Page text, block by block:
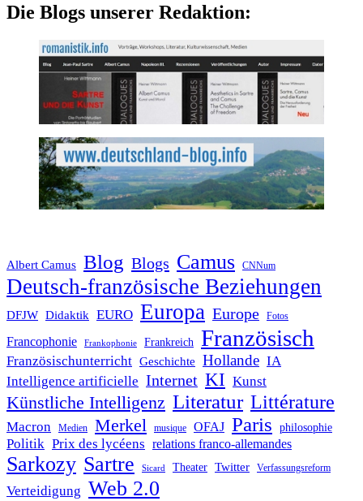
Die Blogs unserer Redaktion:
Albert Camus Blog Blogs Camus CNNum
Deutsch-französische Beziehungen
DFJW Didaktik EURO Europa Europe Fotos
Francophonie Frankophonie Frankreich Französisch
Französischunterricht Geschichte Hollande IA
Intelligence artificielle Internet KI Kunst
Künstliche Intelligenz Literatur Littérature
Macron Medien Merkel musique OFAJ Paris philosophie
Politik Prix des lycéens relations franco-allemandes
Sarkozy Sartre Sicard Theater Twitter Verfassungsreform
Verteidigung Web 2.0